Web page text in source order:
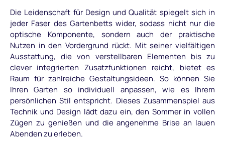
Die Leidenschaft für Design und Qualität spiegelt sich in
jeder Faser des Gartenbetts wider, sodass nicht nur die
optische Komponente, sondern auch der praktische
Nutzen in den Vordergrund rückt. Mit seiner vielfältigen
Ausstattung, die von verstellbaren Elementen bis zu
clever integrierten Zusatzfunktionen reicht, bietet es
Raum für zahlreiche Gestaltungsideen. So können Sie
Ihren Garten so individuell anpassen, wie es Ihrem
persönlichen Stil entspricht. Dieses Zusammenspiel aus
Technik und Design lädt dazu ein, den Sommer in vollen
Zügen zu genießen und die angenehme Brise an lauen
Abenden zu erleben.